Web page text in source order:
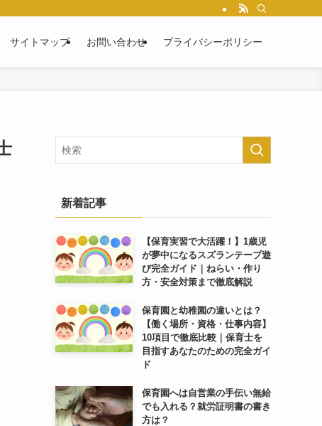
サイトマップ お問い合わせ プライバシーポリシー
新着記事
【保育実習で大活躍！】1歳児
が夢中になるスズランテープ遊
び完全ガイド｜ねらい・作り
方・安全対策まで徹底解説
保育園と幼稚園の違いとは？
【働く場所・資格・仕事内容】
10項目で徹底比較｜保育士を
目指すあなたのための完全ガイ
ド
保育園へは自営業の手伝い無給
でも入れる？就労証明書の書き
方は？